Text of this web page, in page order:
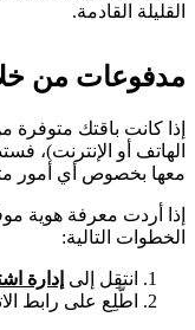
القليلة القادمة.
مدفوعات من
إذا كانت باقتك
الهاتف أو الإنترنت)،
معها بخصوص أي أمور
إذا أردت معرفة هوية
الخطوات التالية:
انتقِل إلى إدارة
اطَّلِع على رابط